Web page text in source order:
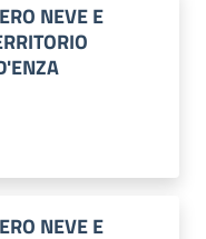
NEVE E
NEVE E